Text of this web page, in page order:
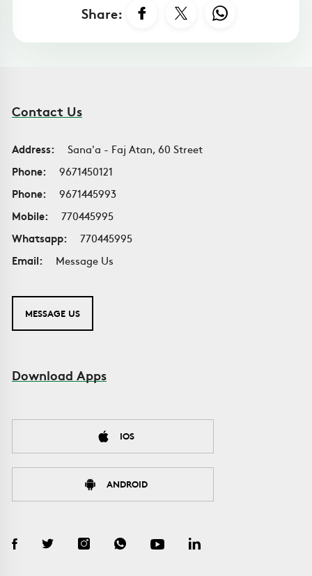
Share:
Contact Us
Address:
Sana'a - Faj Atan, 60 Street
Phone:
9671450121
Phone:
9671445993
Mobile:
770445995
Whatsapp:
770445995
Email:
Message Us
MESSAGE US
Download Apps
IOS
ANDROID